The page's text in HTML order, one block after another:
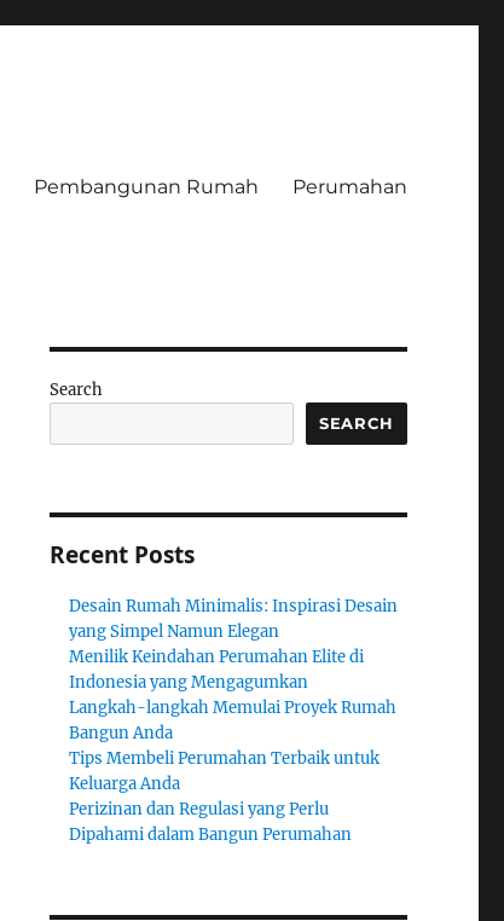
Pembangunan Rumah Perumahan
Search
SEARCH
Recent Posts
Desain Rumah Minimalis: Inspirasi Desain
yang Simpel Namun Elegan
Menilik Keindahan Perumahan Elite di
Indonesia yang Mengagumkan
Langkah-langkah Memulai Proyek Rumah
Bangun Anda
Tips Membeli Perumahan Terbaik untuk
Keluarga Anda
Perizinan dan Regulasi yang Perlu
Dipahami dalam Bangun Perumahan